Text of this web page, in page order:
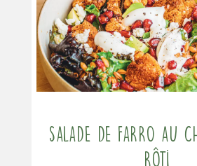
Salade de Farro au
rôti